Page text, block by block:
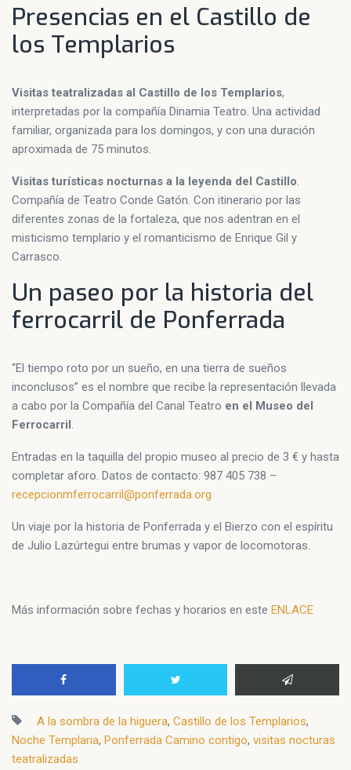
Presencias en el Castillo de
los Templarios
Visitas teatralizadas al Castillo de los Templarios,
interpretadas por la compañía Dinamia Teatro. Una actividad
familiar, organizada para los domingos, y con una duración
aproximada de 75 minutos.
Visitas turísticas nocturnas a la leyenda del Castillo.
Compañía de Teatro Conde Gatón. Con itinerario por las
diferentes zonas de la fortaleza, que nos adentran en el
misticismo templario y el romanticismo de Enrique Gil y
Carrasco.
Un paseo por la historia del
ferrocarril de Ponferrada
“El tiempo roto por un sueño, en una tierra de sueños
inconclusos” es el nombre que recibe la representación llevada
a cabo por la Compañía del Canal Teatro en el Museo del
Ferrocarril.
Entradas en la taquilla del propio museo al precio de 3 € y hasta
completar aforo. Datos de contacto: 987 405 738 –
recepcionmferrocarril@ponferrada.org
Un viaje por la historia de Ponferrada y el Bierzo con el espíritu
de Julio Lazúrtegui entre brumas y vapor de locomotoras.
Más información sobre fechas y horarios en este ENLACE
A la sombra de la higuera, Castillo de los Templarios,
Noche Templaria, Ponferrada Camino contigo, visitas nocturas
teatralizadas